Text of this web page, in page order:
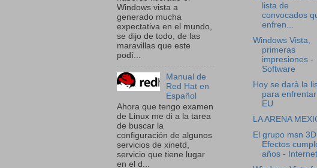
Windows vista a
generado mucha
expectativa en el mundo,
se dijo de todo, de las
maravillas que este
podí...
Manual de
Red Hat en
Español
Ahora que tengo examen
de Linux me di a la tarea
de buscar la
configuración de algunos
servicios de xinetd,
servicio que tiene lugar
en el d...
lista de
convocados
enfren...
Windows Vista,
primeras
impresiones -
Software
Hoy se darà la
para
EU
LA ARENA
El grupo msn 3D
Efectos
años - Internet